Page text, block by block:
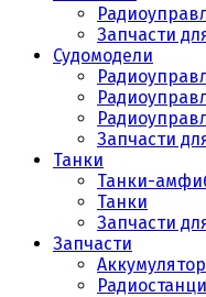
Запчасти
Судомодели
Запчасти
Танки
Танки-
Танки
Запчасти
Запчасти